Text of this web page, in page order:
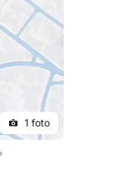
1 foto